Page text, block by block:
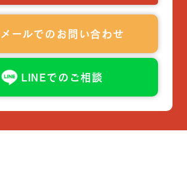
メールでのお問い合わせ
LINEでのご相談